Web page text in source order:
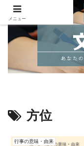
方位
行事の意味・由来
メニュー